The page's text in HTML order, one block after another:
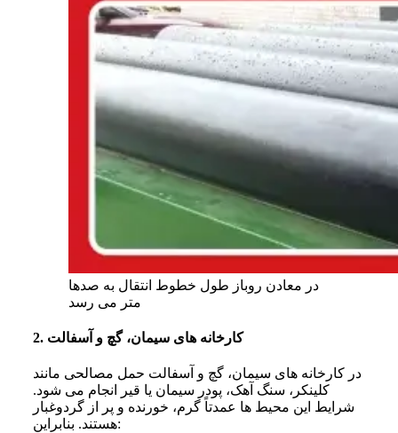
در معادن روباز طول خطوط انتقال به صدها
متر می رسد
2. کارخانه های سیمان، گچ و آسفالت
در کارخانه های سیمان، گچ و آسفالت حمل مصالحی مانند
کلینکر، سنگ آهک، پودر سیمان یا قیر انجام می شود.
شرایط این محیط ها عمدتاً گرم، خورنده و پر از گردوغبار
هستند. بنابراین: